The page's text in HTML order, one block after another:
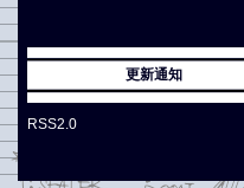
更新通知
RSS2.0